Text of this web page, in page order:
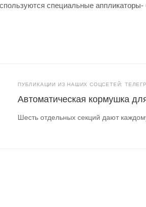
специальные аппликаторы-
ПУБЛИКАЦИИ ИЗ НАШИХ СОЦСЕТЕЙ:
Автоматическая кормушка
Шесть отдельных секций дают